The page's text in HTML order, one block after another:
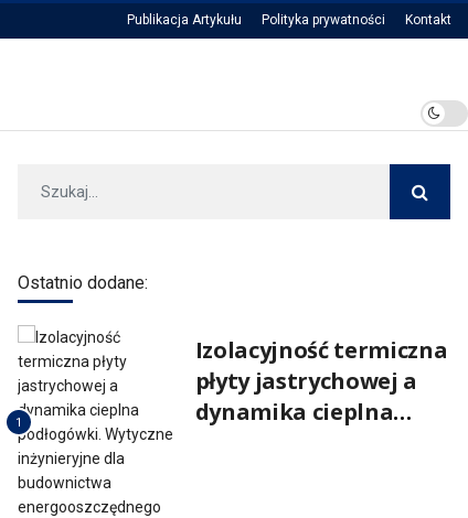
Publikacja Artykułu Polityka prywatności Kontakt
Dlaczego projekt opakowania warto tworzyć równolegle z projektem
Ostatnio dodane:
1
Izolacyjność termiczna
płyty jastrychowej a
dynamika cieplna